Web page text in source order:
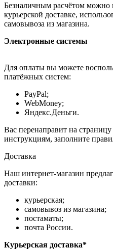
Безналичным расчётом можно
курьерской доставке,
самовывоза из магазина.
Электронные системы
Для оплаты вы можете
платёжных систем:
PayPal;
WebMoney;
Яндекс.Деньги.
Вас перенаправит на
инструкциям, заполните
Доставка
Наш интернет-магазин
доставки:
курьерская;
самовывоз из магазина;
постаматы;
почта России.
Курьерская доставка*